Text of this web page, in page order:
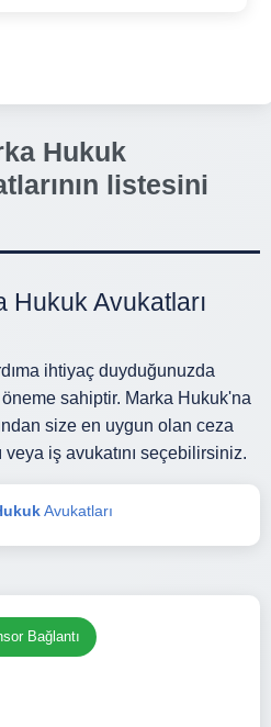
Hukuk
listesini
Hukuk Avukatları
ihtiyaç duyduğunuzda
sahiptir. Marka Hukuk'na
size en uygun olan ceza
veya iş avukatını seçebilirsiniz.
Avukatları
Bağlantı